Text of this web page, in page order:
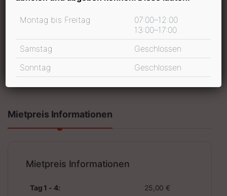
In den Warenkorb
inkl. 19 % MwSt.
Mietpreis Informationen
Mietpreis Informationen
Tag 1 - 4: 25,00 €
Montag bis Freitag
07:00–12:00
13:00–17:00
Samstag
Geschlossen
Sonntag
Geschlossen